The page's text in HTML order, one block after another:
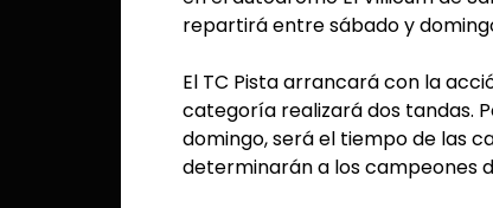
repartirá entre sábado y
El TC Pista arrancará con la
categoría realizará dos tandas.
domingo, será el tiempo de las
determinarán a los campeones